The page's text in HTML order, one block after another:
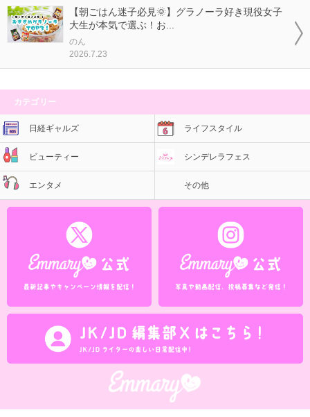
【朝ごはん迷子必見🌞】グラノーラ好き現役女子
大生が本気で選ぶ！お...
のん
2026.7.23
カテゴリー
日経ギャルズ ライフスタイル
ビューティー シンデレラフェス
エンタメ その他